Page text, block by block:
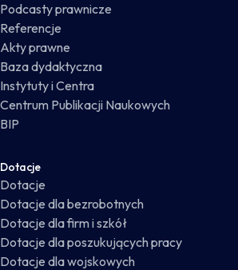
Podcasty prawnicze
Referencje
Akty prawne
Baza dydaktyczna
Instytuty i Centra
Centrum Publikacji Naukowych
BIP
Dotacje
Dotacje
Dotacje dla bezrobotnych
Dotacje dla firm i szkół
Dotacje dla poszukujących pracy
Dotacje dla wojskowych